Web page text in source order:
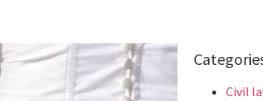
Civil